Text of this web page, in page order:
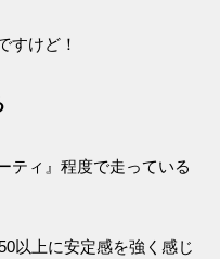
すけど！
ティ』程度で走っている
以上に安定感を強く感じ